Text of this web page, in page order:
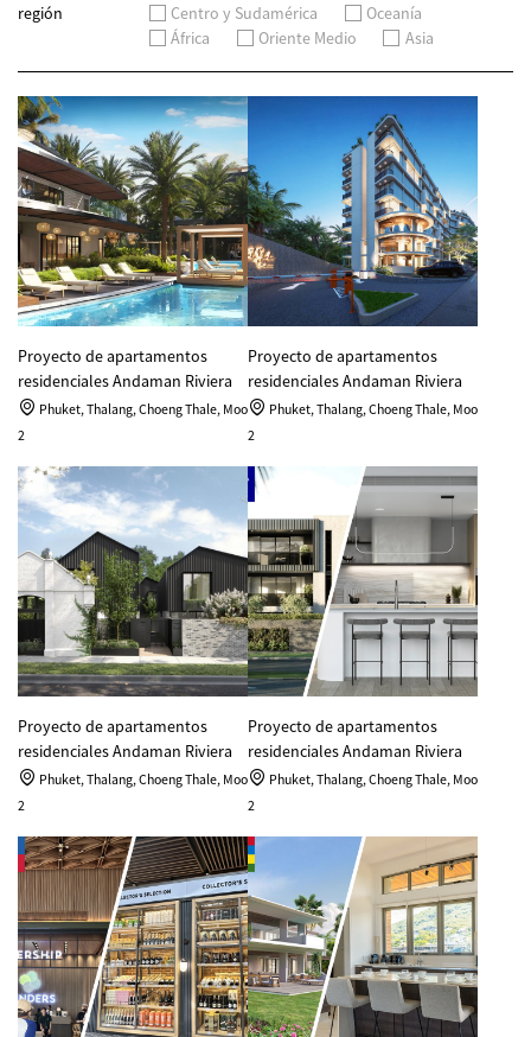
región
Centro y Sudamérica
Oceanía
África
Oriente Medio Asia
Proyecto de apartamentos
residenciales Andaman Riviera
Phuket, Thalang, Choeng Thale, Moo
2
Proyecto de apartamentos
residenciales Andaman Riviera
Phuket, Thalang, Choeng Thale, Moo
2
Proyecto de apartamentos
residenciales Andaman Riviera
Phuket, Thalang, Choeng Thale, Moo
2
Proyecto de apartamentos
residenciales Andaman Riviera
Phuket, Thalang, Choeng Thale, Moo
2